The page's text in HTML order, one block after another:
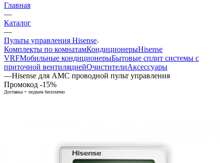
Главная
—
Каталог
—
Пульты управления Hisense
Комплекты по комнатамКондиционерыHisense
VRFМобильные кондиционерыБытовые сплит системы с
приточной вентиляциейОчистителиАксессуары
—Hisense для АМС проводной пульт управления
Промокод -15%
Доставка + подъем бесплатно